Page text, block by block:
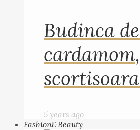
Budinca
cardamom,
5 years ago
Fashion&Beauty